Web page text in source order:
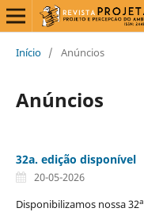
Início / Anúncios
Anúncios
32a. edição disponível
20-05-2026
Disponibilizamos nossa 32a